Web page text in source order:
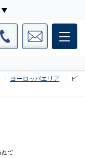
ヨーロッパエリア
ビ
て